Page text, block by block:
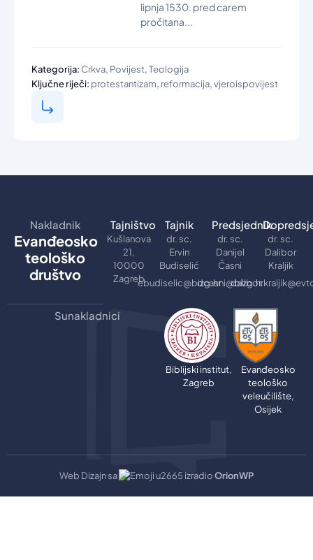
lipnja 1530. pred carem
pročitana...
Kategorija: Crkva Povijest Teologija
Ključne riječi: protestantizam reformacija vjeroispovijest
Nakladnik
Evanđeosko
teološko
društvo
Tajništvo
Kušlanova
21,
10000
Zagreb
Tajnik
dr. sc.
Ervin
Budiselić
ebudiselic@bizg.hr
Predsjednik
dr. sc.
Danijel
Časni
dcasni@bizg.hr
dr. sc.
Dalibor
Kraljik
Sunakladnici
Biblijski institut,
Zagreb
Evanđeosko
teološko
veleučilište,
Osijek
Web Dizajn sa izradioOrionWP